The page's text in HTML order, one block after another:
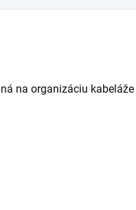
na organizáciu